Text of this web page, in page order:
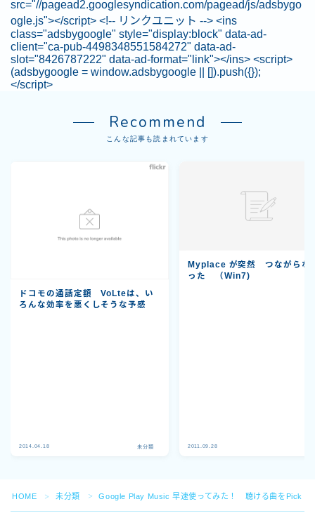
Follow Me
src="//pagead2.googlesyndication.com/pagead/js/adsbygo
ogle.js"></script> <!-- リンクユニット --> <ins
class="adsbygoogle" style="display:block" data-ad-
client="ca-pub-4498348551584272" data-ad-
slot="8426787222" data-ad-format="link"></ins> <script>
(adsbygoogle = window.adsbygoogle || []).push({});
</script>
Recommend
こんな記事も読まれています
ドコモの通話定額 VoLteは、い
ろんな効率を悪くしそうな予感
2014.04.18 未分類
Myplace が突然 つながらな
った （Win7)
2011.09.28
HOME ＞ 未分類 ＞ Google Play Music 早速使ってみた！ 聴ける曲をPick